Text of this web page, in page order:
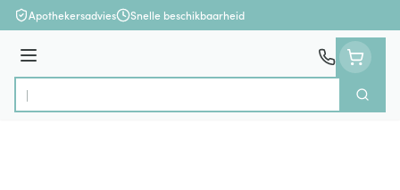
Ga naar de inhoud
Apothekersadvies Snelle beschikbaarheid
Menu
Product, merk, categorie...
Zoek